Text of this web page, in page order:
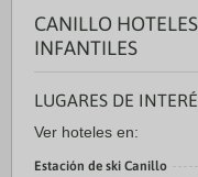
CANILLO
INFANTILES
LUGARES DE
Ver hoteles en:
Estación de ski Canillo